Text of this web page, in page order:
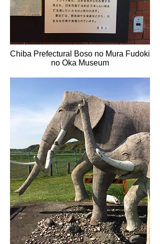
Chiba Prefectural Boso no Mura Fudoki
no Oka Museum